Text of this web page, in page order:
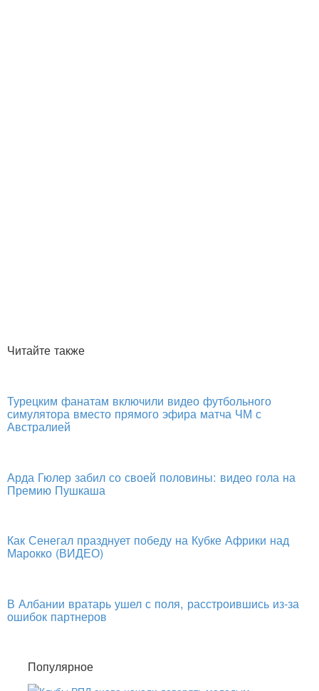
Читайте также
Турецким фанатам включили видео футбольного
симулятора вместо прямого эфира матча ЧМ с
Австралией
Арда Гюлер забил со своей половины: видео гола на
Премию Пушкаша
Как Сенегал празднует победу на Кубке Африки над
Марокко (ВИДЕО)
В Албании вратарь ушел с поля, расстроившись из-за
ошибок партнеров
Популярное